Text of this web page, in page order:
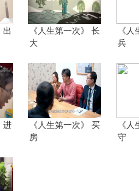
出
《人生第一次》 长
大
《
兵
进
《人生第一次》 买
房
《
守